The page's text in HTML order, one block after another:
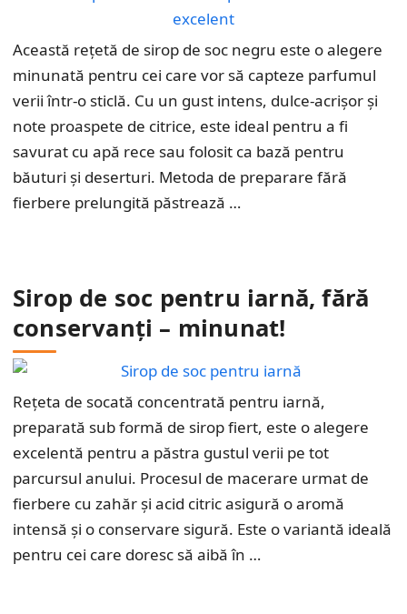
Această rețetă de sirop de soc negru este o alegere
minunată pentru cei care vor să capteze parfumul
verii într-o sticlă. Cu un gust intens, dulce-acrișor și
note proaspete de citrice, este ideal pentru a fi
savurat cu apă rece sau folosit ca bază pentru
băuturi și deserturi. Metoda de preparare fără
fierbere prelungită păstrează …
Sirop de soc pentru iarnă, fără
conservanți – minunat!
Rețeta de socată concentrată pentru iarnă,
preparată sub formă de sirop fiert, este o alegere
excelentă pentru a păstra gustul verii pe tot
parcursul anului. Procesul de macerare urmat de
fierbere cu zahăr și acid citric asigură o aromă
intensă și o conservare sigură. Este o variantă ideală
pentru cei care doresc să aibă în …